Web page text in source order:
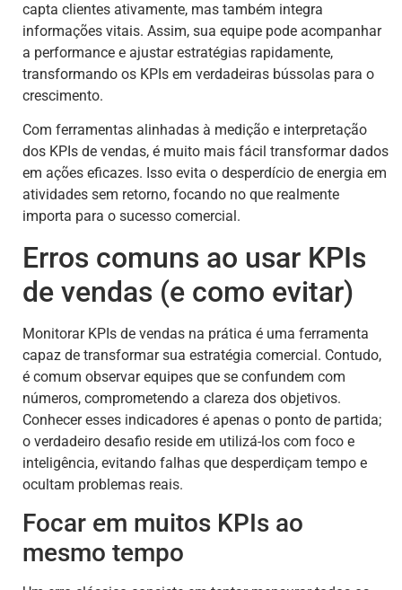
capta clientes ativamente, mas também integra
informações vitais. Assim, sua equipe pode acompanhar
a performance e ajustar estratégias rapidamente,
transformando os KPIs em verdadeiras bússolas para o
crescimento.
Com ferramentas alinhadas à medição e interpretação
dos KPIs de vendas, é muito mais fácil transformar dados
em ações eficazes. Isso evita o desperdício de energia em
atividades sem retorno, focando no que realmente
importa para o sucesso comercial.
Erros comuns ao usar KPIs
de vendas (e como evitar)
Monitorar KPIs de vendas na prática é uma ferramenta
capaz de transformar sua estratégia comercial. Contudo,
é comum observar equipes que se confundem com
números, comprometendo a clareza dos objetivos.
Conhecer esses indicadores é apenas o ponto de partida;
o verdadeiro desafio reside em utilizá-los com foco e
inteligência, evitando falhas que desperdiçam tempo e
ocultam problemas reais.
Focar em muitos KPIs ao
mesmo tempo